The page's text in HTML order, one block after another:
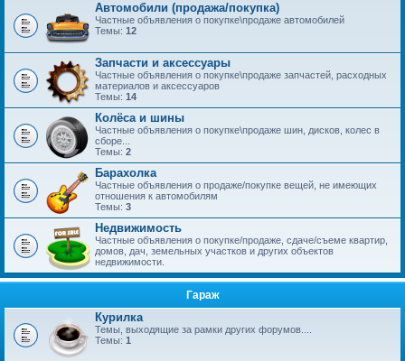
Автомобили (продажа/покупка)
Частные объявления о покупке\продаже автомобилей
Темы: 12
Запчасти и аксессуары
Частные объявления о покупке\продаже запчастей, расходных
материалов и аксессуаров
Темы: 14
Колёса и шины
Частные объявления о покупке\продаже шин, дисков, колес в
сборе...
Темы: 2
Барахолка
Частные объявления о продаже/покупке вещей, не имеющих
отношения к автомобилям
Темы: 3
Недвижимость
Частные объявления о покупке/продаже, сдаче/съеме квартир,
домов, дач, земельных участков и других объектов
недвижимости.
Гараж
Курилка
Темы, выходящие за рамки других форумов....
Темы: 1